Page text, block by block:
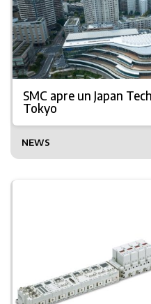
SMC apre un Japan
Tokyo
NEWS